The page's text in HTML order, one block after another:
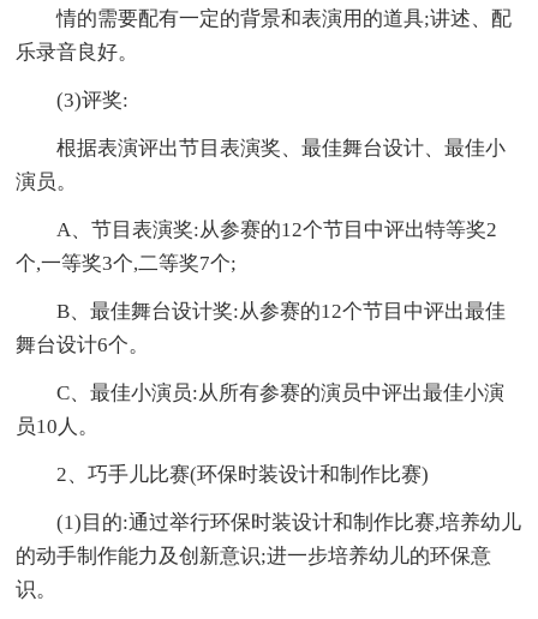
情的需要配有一定的背景和表演用的道具;讲述、配
乐录音良好。
(3)评奖:
根据表演评出节目表演奖、最佳舞台设计、最佳小
演员。
A、节目表演奖:从参赛的12个节目中评出特等奖2
个,一等奖3个,二等奖7个;
B、最佳舞台设计奖:从参赛的12个节目中评出最佳
舞台设计6个。
C、最佳小演员:从所有参赛的演员中评出最佳小演
员10人。
2、巧手儿比赛(环保时装设计和制作比赛)
(1)目的:通过举行环保时装设计和制作比赛,培养幼儿
的动手制作能力及创新意识;进一步培养幼儿的环保意
识。